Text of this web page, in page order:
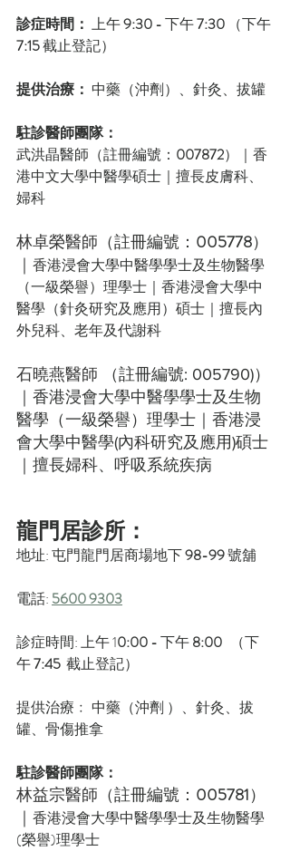
診症時間： 上午 9:30 - 下午 7:30 （下午
7:15 截止登記）
提供治療： 中藥（沖劑）、針灸、拔罐
駐診醫師團隊：
武洪晶醫師（註冊編號： 007872）｜香
港中文大學中醫學碩士｜擅長皮膚科、
婦科
林卓榮醫師 （註冊編號： 005778）
｜ 香港浸會大學中醫學學士及生物醫學
（一級榮譽）理學士｜香港浸會大學中
醫學（針灸研究及應用）碩士｜擅長內
外兒科、老年及代謝科
石曉燕醫師 （註冊編號: 005790)）
｜香港浸會大學中醫學學士及生物
醫學（一級榮譽）理學士｜香港浸
會大學中醫學(內科研究及應用)碩士
｜擅長婦科、呼吸系統疾病
龍門居診所：
地址: 屯門龍門居商場地下 98-99 號舖
​電話: 5600 9303
診症時間: 上午 10:00 - 下午 8:00 （下
午 7:45 截止登記）
提供治療﹕ 中藥（沖劑 ）、針灸、拔
罐、骨傷推拿
駐診醫師團隊：
林益宗醫師 （註冊編號： 005781）
｜ 香港浸會大學中醫學學士及生物醫學
(榮譽)理學士